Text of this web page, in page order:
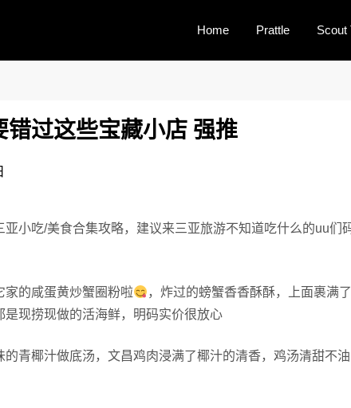
Home Prattle Scout
错过这些宝藏小店 强推
小吃/美食合集攻略，建议来三亚旅游不知道吃什么的uu们
家的咸蛋黄炒蟹圈粉啦
，炸过的螃蟹香香酥酥，上面裹满
是现捞现做的活海鲜，明码实价很放心
的青椰汁做底汤，文昌鸡肉浸满了椰汁的清香，鸡汤清甜不